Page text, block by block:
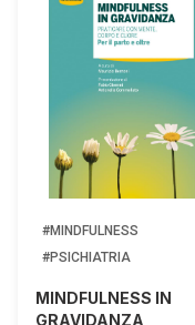
#MINDFULNESS
#PSICHIATRIA
MINDFULNESS IN
GRAVIDANZA